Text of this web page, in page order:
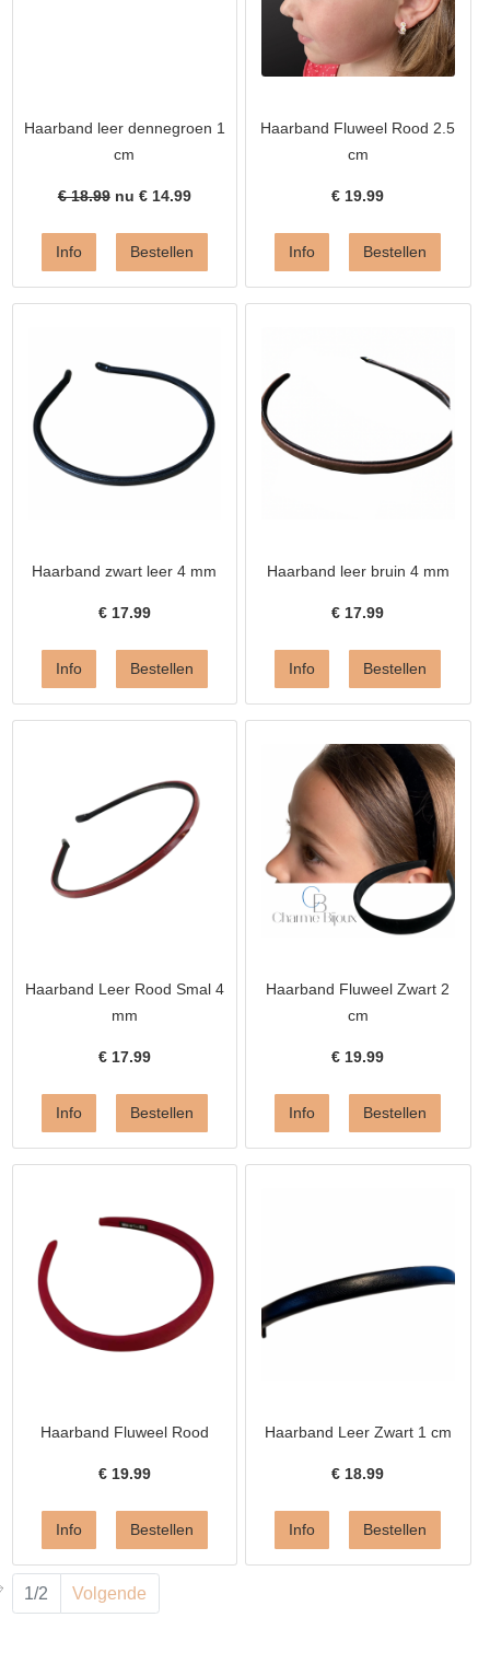
Haarband leer dennegroen 1
cm
€ 18.99nu € 14.99
Haarband Fluweel Rood 2.5
cm
€ 19.99
Haarband zwart leer 4 mm
€ 17.99
Haarband leer bruin 4 mm
€17.99
Haarband Leer Rood Smal 4
mm
€ 17.99
Haarband Fluweel Zwart 2
cm
€ 19.99
Haarband Fluweel Rood
€ 19.99
Haarband Leer Zwart 1 cm
€18.99
1/2 Volgende